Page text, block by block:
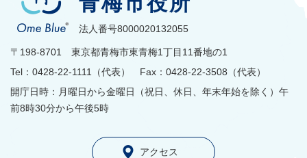
法人番号8000020132055
〒198-8701 東京都青梅市東青梅1丁目11番地の1
Tel：0428-22-1111（代表） Fax：0428-22-3508（代表）
開庁日時：月曜日から金曜日（祝日、休日、年末年始を除く）午
前8時30分から午後5時
アクセス